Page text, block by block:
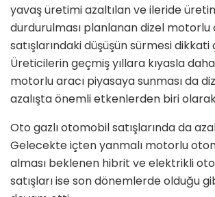
yavaş üretimi azaltılan ve ileride
durdurulması planlanan dizel
satışlarındaki düşüşün sürmesi dikkati
Üreticilerin geçmiş yıllara kıyasla
motorlu aracı piyasaya sunması da
azalışta önemli etkenlerden biri
Oto gazlı otomobil satışlarında da
Gelecekte içten yanmalı motorlu
alması beklenen hibrit ve elektrikli
satışları ise son dönemlerde olduğu